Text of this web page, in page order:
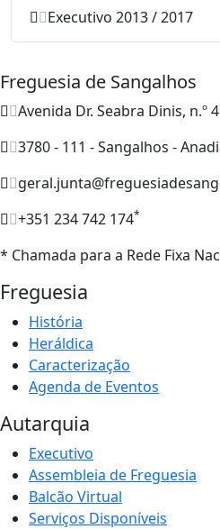
Executivo 2013 / 2017
Freguesia de Sangalhos
Avenida Dr. Seabra Dinis, n.º
3780 - 111 - Sangalhos -
+351 234 742 174*
* Chamada para a Rede Fixa
Freguesia
História
Heráldica
Caracterização
Agenda de Eventos
Autarquia
Executivo
Assembleia de Freguesia
Balcão Virtual
Serviços Disponíveis